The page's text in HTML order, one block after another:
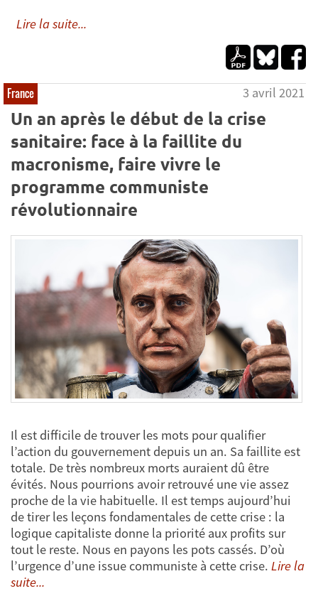
Lire la suite...
France 3 avril 2021
Un an après le début de la crise
sanitaire: face à la faillite du
macronisme, faire vivre le
programme communiste
révolutionnaire
Il est difficile de trouver les mots pour qualifier
l’action du gouvernement depuis un an. Sa faillite est
totale. De très nombreux morts auraient dû être
évités. Nous pourrions avoir retrouvé une vie assez
proche de la vie habituelle. Il est temps aujourd’hui
de tirer les leçons fondamentales de cette crise : la
logique capitaliste donne la priorité aux profits sur
tout le reste. Nous en payons les pots cassés. D’où
l’urgence d’une issue communiste à cette crise. Lire la
suite...